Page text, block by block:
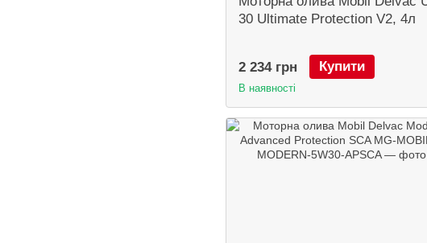
30 Ultimate Protection V2, 4л
2 234 грн Купити
В наявності